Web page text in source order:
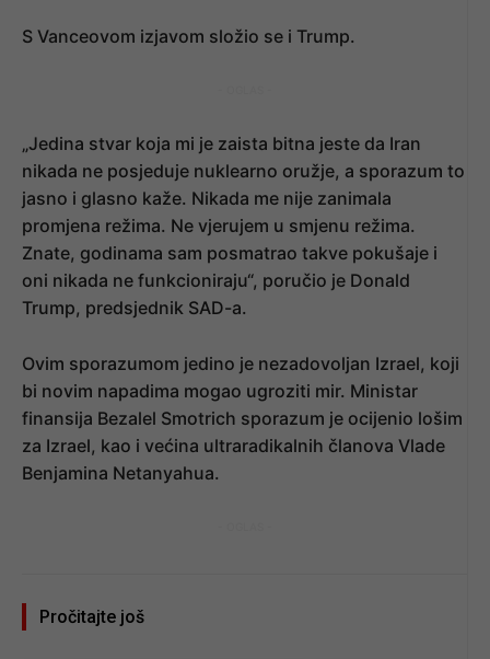
S Vanceovom izjavom složio se i Trump.
„Jedina stvar koja mi je zaista bitna jeste da Iran
nikada ne posjeduje nuklearno oružje, a sporazum to
jasno i glasno kaže. Nikada me nije zanimala
promjena režima. Ne vjerujem u smjenu režima.
Znate, godinama sam posmatrao takve pokušaje i
oni nikada ne funkcioniraju“, poručio je Donald
Trump, predsjednik SAD-a.
Ovim sporazumom jedino je nezadovoljan Izrael, koji
bi novim napadima mogao ugroziti mir. Ministar
finansija Bezalel Smotrich sporazum je ocijenio lošim
za Izrael, kao i većina ultraradikalnih članova Vlade
Benjamina Netanyahua.
Pročitajte još